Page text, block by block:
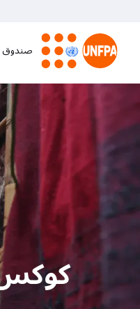
المحتوى
الرئيسي صندوق
M
a
i
n
كوكس